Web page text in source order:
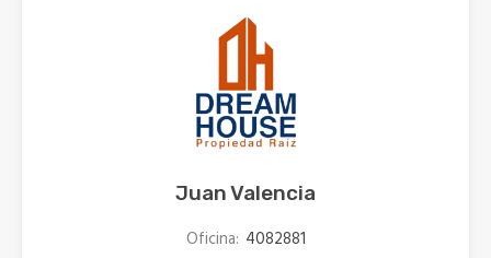
Juan Valencia
Oficina: 4082881